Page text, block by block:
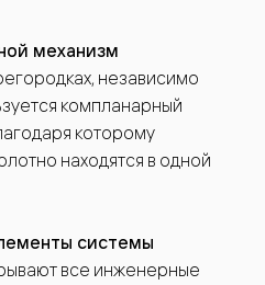
механизм
независимо
компланарный
которому
находятся в одной
системы
все инженерные